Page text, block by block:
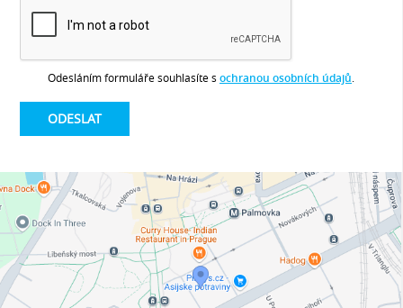
Odesláním formuláře souhlasíte s ochranou osobních údajů